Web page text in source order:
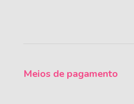
Meios de pagamento